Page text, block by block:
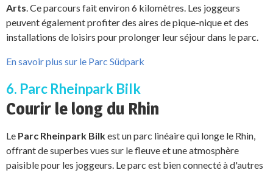
Arts. Ce parcours fait environ 6 kilomètres. Les joggeurs
peuvent également profiter des aires de pique-nique et des
installations de loisirs pour prolonger leur séjour dans le parc.
En savoir plus sur le Parc Südpark
6. Parc Rheinpark Bilk
Courir le long du Rhin
Le Parc Rheinpark Bilkest un parc linéaire qui longe le Rhin,
offrant de superbes vues sur le fleuve et une atmosphère
paisible pour les joggeurs. Le parc est bien connecté à d'autres